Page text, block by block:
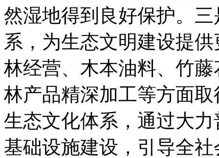
然湿地得到良好保护。
系，为生态文明建设提
林经营、木本油料、竹
林产品精深加工等方面
生态文化体系，通过大
基础设施建设，引导全